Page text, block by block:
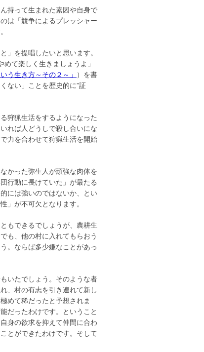
持って生まれた素因や自身で
は「競争によるプレッシャー
」を提唱したいと思います。
て楽しく生きましょうよ」
う生き方～その２～」
）を書
ない」ことを歴史的に”証
狩猟生活をするようになった
れば人どうしで殺し合いにな
力を合わせて狩猟生活を開始
かった弥生人が頑強な肉体を
行動に長けていた」が最たる
には強いのではないか、とい
」が不可欠となります。
もできるでしょうが、農耕生
も、他の村に入れてもらおう
。ならば多少嫌なことがあっ
いたでしょう。そのような者
、村の有志を引き連れて新し
めて稀だったと予想されま
だったわけです。ということ
身の欲求を抑えて仲間に合わ
とができたわけです。そして